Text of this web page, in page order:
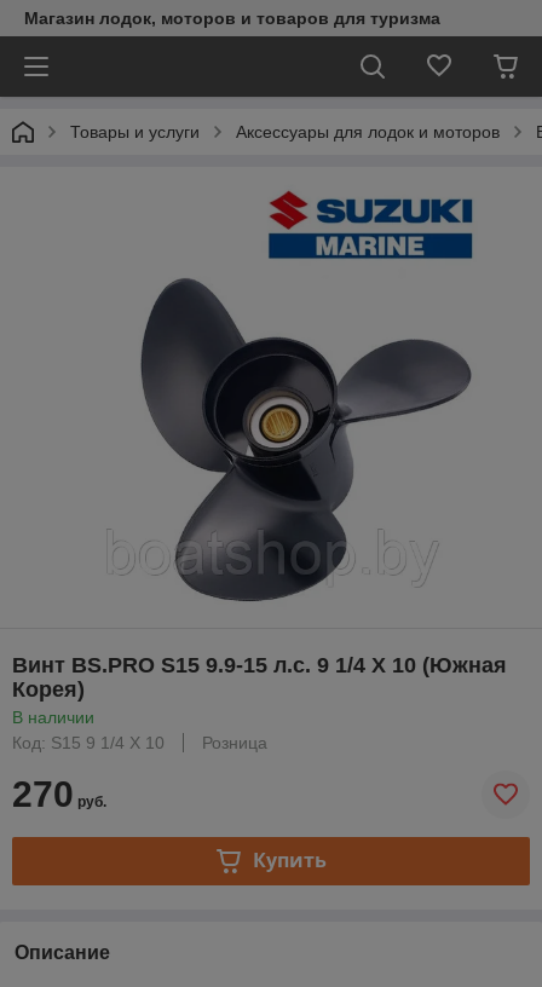
Магазин лодок, моторов и товаров для туризма
Товары и услуги Аксессуары для лодок и моторов
Винт BS.PRO S15 9.9-15 л.с. 9 1/4 X 10 (Южная
Корея)
В наличии
Код: S15 9 1/4 X 10
Розница
270 руб.
Купить
Описание